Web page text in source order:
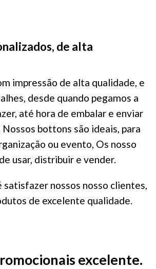
de alta
impressão de alta qualidade, e
desde quando pegamos a
até hora de embalar e enviar
Nossos bottons são ideais, para
ou evento, Os nosso
usar, distribuir e vender.
satisfazer nossos nosso clientes,
de excelente qualidade.
excelente.